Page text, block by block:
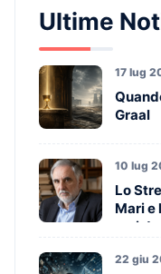
Ultime
17 lug
Graal
10 lug
Lo
Mari e
mai
22 giu